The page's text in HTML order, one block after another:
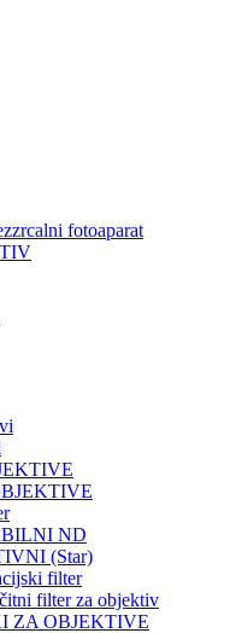
fotoaparat
ND
(Star)
filter
filter za objektiv
ZA OBJEKTIVE